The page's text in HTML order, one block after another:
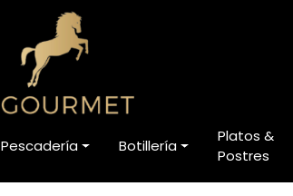
Pescadería Botillería
Platos &
Postres